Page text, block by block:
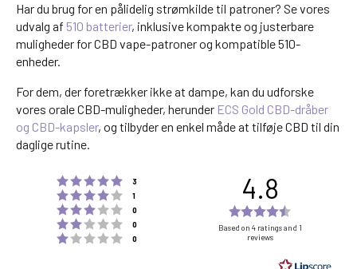
Har du brug for en pålidelig strømkilde til patroner? Se vores
udvalg af 510 batterier, inklusive kompakte og justerbare
muligheder for CBD vape-patroner og kompatible 510-
enheder.
For dem, der foretrækker ikke at dampe, kan du udforske
vores orale CBD-muligheder, herunder ECS Gold CBD-dråber
og CBD-kapsler, og tilbyder en enkel måde at tilføje CBD til din
daglige rutine.
Rating 5 out of 5 stars
3
Rating 4 out of 5 stars
1
Rating 3 out of 5 stars
0
Rating 2 out of 5 stars
0
Rating 1 out of 5 stars
0
4.8
4.8
of
Based on 4 ratings and 1
reviews